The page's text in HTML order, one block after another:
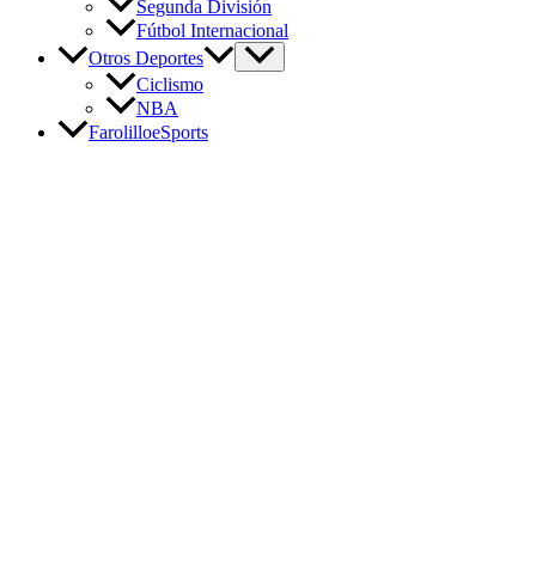
Segunda División
Fútbol Internacional
Otros Deportes
Ciclismo
NBA
FarolilloeSports